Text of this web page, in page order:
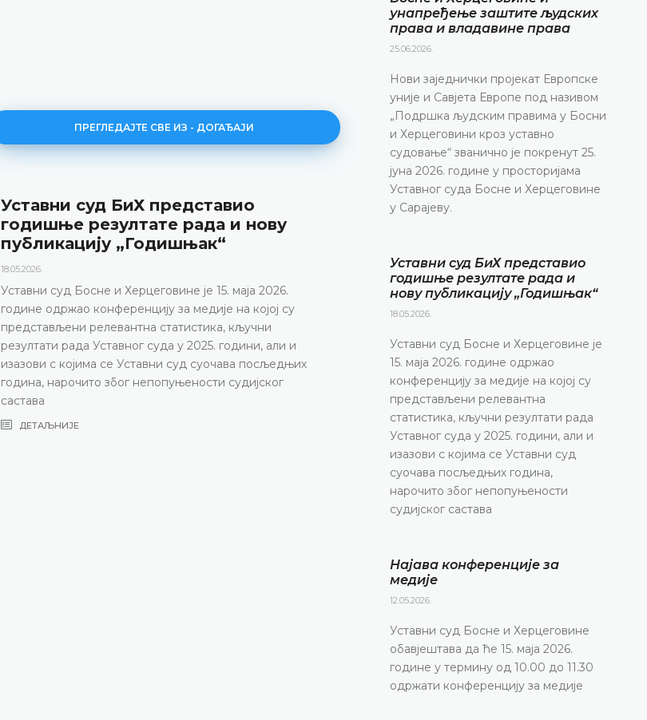
ПРЕГЛЕДАЈТЕ СВЕ ИЗ - ДОГАЂАЈИ
Уставни суд БиХ представио
годишње резултате рада и нову
публикацију „Годишњак“
18.05.2026.
Уставни суд Босне и Херцеговине је 15. маја 2026.
године одржао конференцију за медије на којој су
представљени релевантна статистика, кључни
резултати рада Уставног суда у 2025. години, али и
изазови с којима се Уставни суд суочава посљедњих
година, нарочито због непопуњености судијског
састава
ДЕТАЉНИЈЕ
Најава конференције за
маја 2026. године у термину од 10.00 до 11.30
конференцију за медије
ДЕТАЉНИЈЕ
унапређење заштите људских
права и владавине права
25.06.2026.
Нови заједнички пројекат Европске
уније и Савјета Европе под називом
„Подршка људским правима у Босни
и Херцеговини кроз уставно
судовање“ званично је покренут 25.
јуна 2026. године у просторијама
Уставног суда Босне и Херцеговине
у Сарајеву.
Уставни суд БиХ представио
годишње резултате рада и
нову публикацију „Годишњак“
18.05.2026.
Уставни суд Босне и Херцеговине је
15. маја 2026. године одржао
конференцију за медије на којој су
представљени релевантна
статистика, кључни резултати рада
Уставног суда у 2025. години, али и
изазови с којима се Уставни суд
суочава посљедњих година,
нарочито због непопуњености
судијског састава
Најава конференције за
медије
12.05.2026.
Уставни суд Босне и Херцеговине
обавјештава да ће 15. маја 2026.
године у термину од 10.00 до 11.30
одржати конференцију за медије